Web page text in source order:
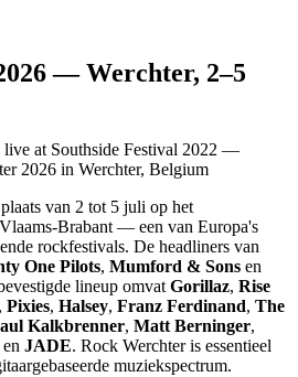
— Werchter, 2–5
van 2 tot 5 juli op het
Brabant — een van Europa's
rockfestivals. De headliners van
One Pilots, Mumford & Sons en
lineup omvat Gorillaz, Rise
, Pixies, Halsey, Franz Ferdinand, The
Kalkbrenner, Matt Berninger,
en JADE. Rock Werchter is essentieel
muziekspectrum.